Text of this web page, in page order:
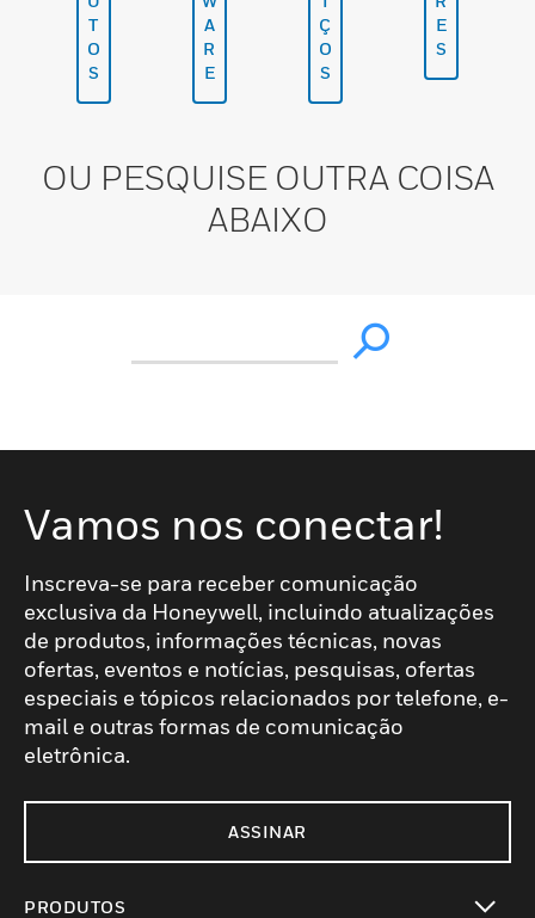
T
O
S
A
R
E
Ç
O
S
E
S
OU PESQUISE OUTRA COISA
ABAIXO
Vamos nos conectar!
Inscreva-se para receber comunicação
exclusiva da Honeywell, incluindo atualizações
de produtos, informações técnicas, novas
ofertas, eventos e notícias, pesquisas, ofertas
especiais e tópicos relacionados por telefone, e-
mail e outras formas de comunicação
eletrônica.
ASSINAR
PRODUTOS